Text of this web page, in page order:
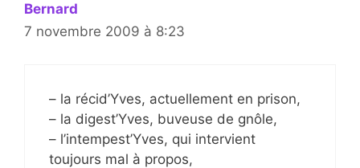
Bernard
7 novembre 2009 à 8:23
– la récid’Yves, actuellement en prison,
– la digest’Yves, buveuse de gnôle,
– l’intempest’Yves, qui intervient
toujours mal à propos,